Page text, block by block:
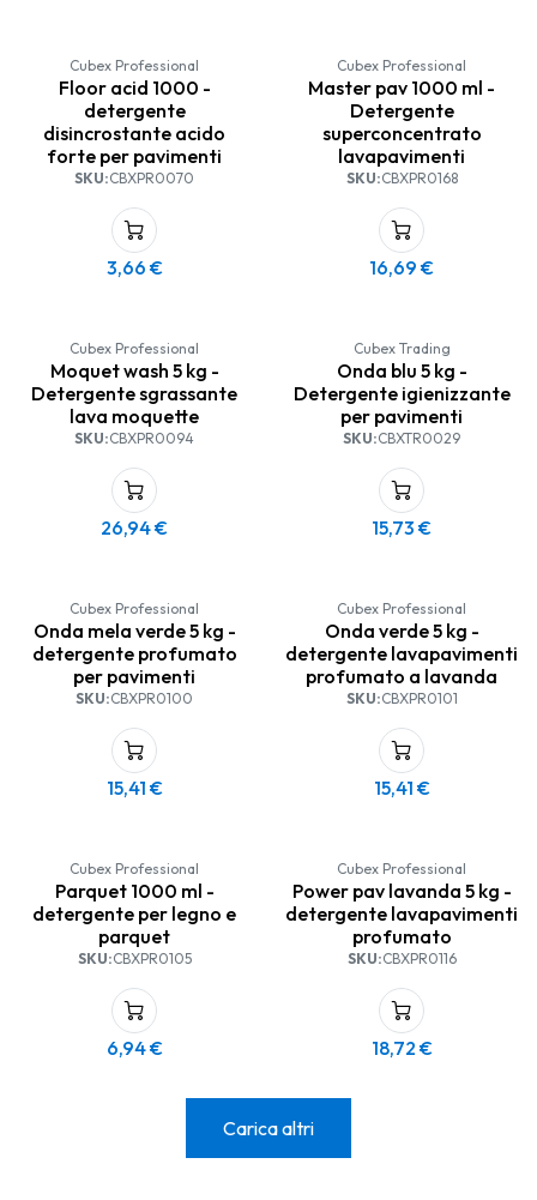
Cubex Professional
Floor acid 1000 -
detergente
disincrostante acido
forte per pavimenti
SKU:CBXPR0070
3,66 €
Cubex Professional
Master pav 1000 ml -
Detergente
superconcentrato
lavapavimenti
SKU:CBXPR0168
16,69 €
Cubex Professional
Moquet wash 5 kg -
Detergente sgrassante
lava moquette
SKU:CBXPR0094
26,94€
Cubex Trading
Onda blu 5 kg -
Detergente igienizzante
per pavimenti
SKU:CBXTR0029
15,73 €
Cubex Professional
Onda mela verde 5 kg -
detergente profumato
per pavimenti
SKU:CBXPR0100
15,41 €
Cubex Professional
Onda verde 5 kg -
detergente lavapavimenti
profumato a lavanda
SKU:CBXPR0101
15,41 €
Cubex Professional
Parquet 1000 ml -
detergente per legno e
parquet
SKU:CBXPR0105
6,94€
Cubex Professional
Power pav lavanda 5 kg -
detergente lavapavimenti
profumato
SKU:CBXPR0116
18,72 €
Carica altri